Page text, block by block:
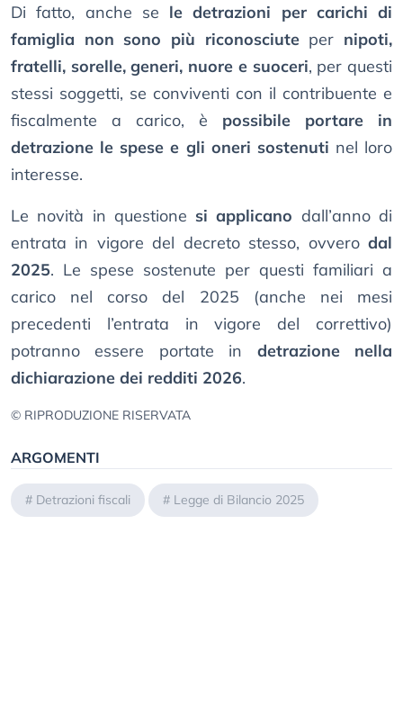
Di fatto, anche se le detrazioni per carichi di
famiglia non sono più riconosciuteper nipoti,
fratelli, sorelle, generi, nuore e suoceri, per questi
stessi soggetti, se conviventi con il contribuente e
fiscalmente a carico, è possibile portare in
detrazione le spese e gli oneri sostenuti nel loro
interesse.
Le novità in questione si applicano dall’anno di
entrata in vigore del decreto stesso, ovvero dal
2025. Le spese sostenute per questi familiari a
carico nel corso del 2025 (anche nei mesi
precedenti l’entrata in vigore del correttivo)
potranno essere portate in detrazione nella
dichiarazione dei redditi 2026.
© RIPRODUZIONE RISERVATA
ARGOMENTI
# Detrazioni fiscali # Legge di Bilancio 2025